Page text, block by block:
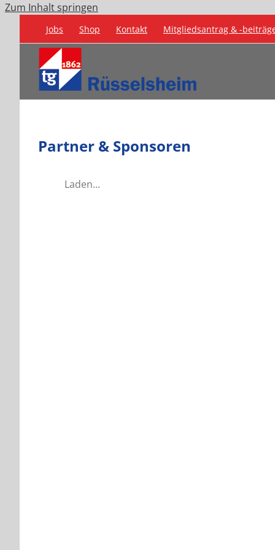
Zum Inhalt springen
Jobs Shop Kontakt Mitgliedsantrag & -
Partner & Sponsoren
Laden...